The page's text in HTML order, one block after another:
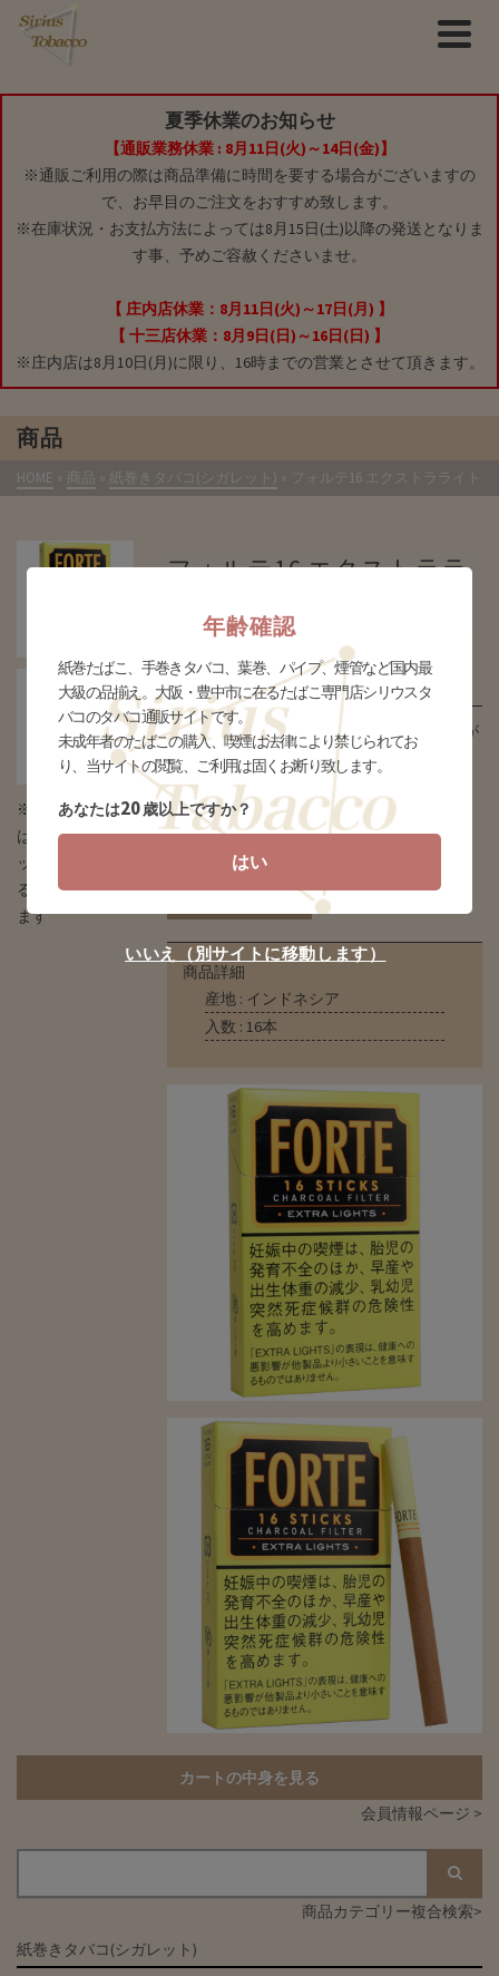
夏季休業のお知らせ
【通販業務休業 : 8月11日(火)～14日(金)】
※通販ご利用の際は商品準備に時間を要する場合がございますの
で、お早目のご注文をおすすめ致します。
※在庫状況・お支払方法によっては8月15日(土)以降の発送となりま
す事、予めご容赦くださいませ。
【 庄内店休業：8月11日(火)～17日(月) 】
【 十三店休業：8月9日(日)～16日(日) 】
※庄内店は8月10日(月)に限り、16時までの営業とさせて頂きます。
商品
HOME » 商品 » 紙巻きタバコ(シガレット) » フォルテ16 エクストラライト
※タバコの場合
はデザインとパ
ッケージが異な
る場合がござい
ます
フォルテ16 エクストララ
¥390(税込)
たばこ本来の奥深いコクがありながらクセが
無くなめらかな味わい。(直径7.0㎜ 全長85
㎜)
個数 個
商品詳細
産地 : インドネシア
入数 : 16本
カートの中身を見る
会員情報ページ >
商品カテゴリー複合検索>
紙巻きタバコ(シガレット)
年齢確認
紙巻たばこ、手巻きタバコ、葉巻、パイプ、煙管など国内最
大級の品揃え。大阪・豊中市に在るたばこ専門店シリウスタ
バコのタバコ通販サイトです。
未成年者のたばこの購入、喫煙は法律により禁じられてお
り、当サイトの閲覧、ご利用は固くお断り致します。
あなたは20歳以上ですか？
はい
いいえ（別サイトに移動します）